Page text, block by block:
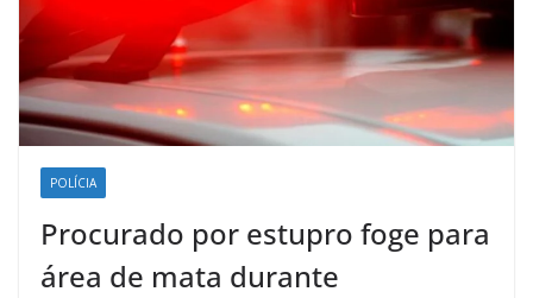
POLÍCIA
Procurado por estupro foge para
área de mata durante